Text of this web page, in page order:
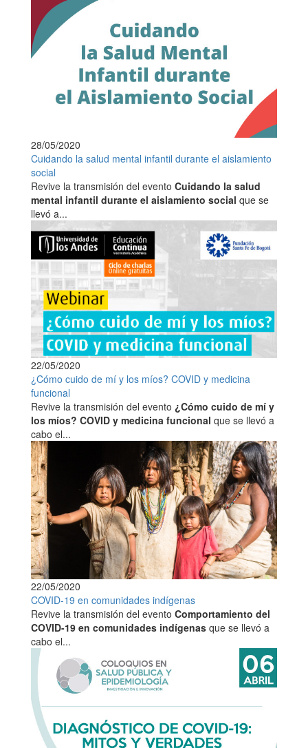
28/05/2020
Cuidando la salud mental infantil durante el aislamiento
social
Revive la transmisión del evento Cuidando la salud
mental infantil durante el aislamiento social que se
llevó a...
22/05/2020
¿Cómo cuido de mí y los míos? COVID y medicina
funcional
Revive la transmisión del evento ¿Cómo cuido de mí y
los míos? COVID y medicina funcional que se llevó a
cabo el...
22/05/2020
COVID-19 en comunidades indígenas
Revive la transmisión del evento Comportamiento del
COVID-19 en comunidades indígenas que se llevó a
cabo el...